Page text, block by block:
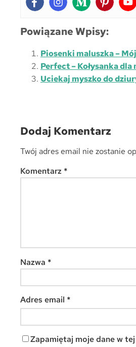
Powiązane Wpisy:
Piosenki maluszka –
Perfect – Kołysanka
Uciekaj myszko do
Dodaj Komentarz
Twój adres email nie zostanie
Komentarz *
Nazwa *
Adres email *
Zapamiętaj moje dane w